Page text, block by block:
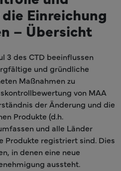
Einreichung
– Übersicht
3 des CTD beeinflussen
und gründliche
Maßnahmen zu
von MAA
der Änderung und die
Produkte (d.h.
und alle Länder
Produkte registriert sind. Dies
in denen eine neue
aussteht.